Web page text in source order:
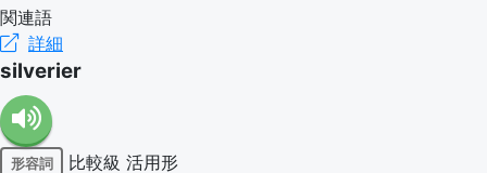
関連語
詳細
silverier
形容詞 比較級 活用形